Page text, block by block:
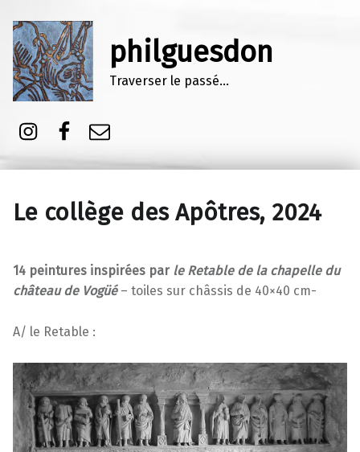
philguesdon
Traverser le passé…
Le collège des Apôtres, 2024
14 peintures inspirées par le Retable de la chapelle du
château de Vogüé – toiles sur châssis de 40×40 cm-
A/ le Retable :